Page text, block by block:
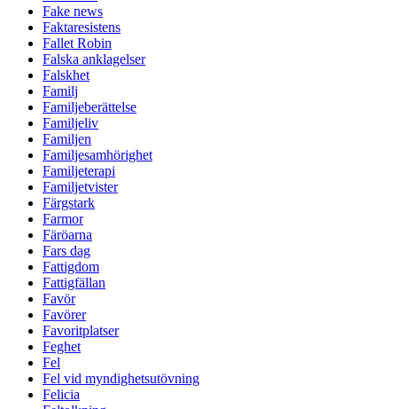
Fake news
Faktaresistens
Fallet Robin
Falska anklagelser
Falskhet
Familj
Familjeberättelse
Familjeliv
Familjen
Familjesamhörighet
Familjeterapi
Familjetvister
Färgstark
Farmor
Färöarna
Fars dag
Fattigdom
Fattigfällan
Favör
Favörer
Favoritplatser
Feghet
Fel
Fel vid myndighetsutövning
Felicia